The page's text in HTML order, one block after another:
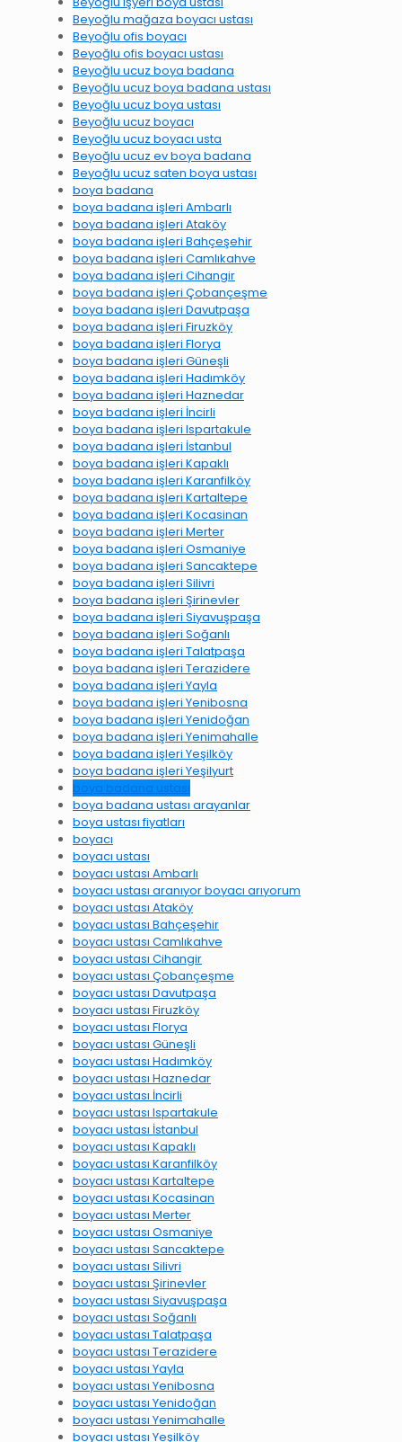
Beyoğlu mağaza boyacı ustası
Beyoğlu ofis boyacı
Beyoğlu ofis boyacı ustası
Beyoğlu ucuz boya badana
Beyoğlu ucuz boya badana ustası
Beyoğlu ucuz boya ustası
Beyoğlu ucuz boyacı
Beyoğlu ucuz boyacı usta
Beyoğlu ucuz ev boya badana
Beyoğlu ucuz saten boya ustası
boya badana
boya badana işleri Ambarlı
boya badana işleri Ataköy
boya badana işleri Bahçeşehir
boya badana işleri Camlıkahve
boya badana işleri Cihangir
boya badana işleri Çobançeşme
boya badana işleri Davutpaşa
boya badana işleri Firuzköy
boya badana işleri Florya
boya badana işleri Güneşli
boya badana işleri Hadımköy
boya badana işleri Haznedar
boya badana işleri İncirli
boya badana işleri Ispartakule
boya badana işleri İstanbul
boya badana işleri Kapaklı
boya badana işleri Karanfilköy
boya badana işleri Kartaltepe
boya badana işleri Kocasinan
boya badana işleri Merter
boya badana işleri Osmaniye
boya badana işleri Sancaktepe
boya badana işleri Silivri
boya badana işleri Şirinevler
boya badana işleri Siyavuşpaşa
boya badana işleri Soğanlı
boya badana işleri Talatpaşa
boya badana işleri Terazidere
boya badana işleri Yayla
boya badana işleri Yenibosna
boya badana işleri Yenidoğan
boya badana işleri Yenimahalle
boya badana işleri Yeşilköy
boya badana işleri Yeşilyurt
boya badana ustası
boya badana ustası arayanlar
boya ustası fiyatları
boyacı
boyacı ustası
boyacı ustası Ambarlı
boyacı ustası aranıyor boyacı arıyorum
boyacı ustası Ataköy
boyacı ustası Bahçeşehir
boyacı ustası Camlıkahve
boyacı ustası Cihangir
boyacı ustası Çobançeşme
boyacı ustası Davutpaşa
boyacı ustası Firuzköy
boyacı ustası Florya
boyacı ustası Güneşli
boyacı ustası Hadımköy
boyacı ustası Haznedar
boyacı ustası İncirli
boyacı ustası Ispartakule
boyacı ustası İstanbul
boyacı ustası Kapaklı
boyacı ustası Karanfilköy
boyacı ustası Kartaltepe
boyacı ustası Kocasinan
boyacı ustası Merter
boyacı ustası Osmaniye
boyacı ustası Sancaktepe
boyacı ustası Silivri
boyacı ustası Şirinevler
boyacı ustası Siyavuşpaşa
boyacı ustası Soğanlı
boyacı ustası Talatpaşa
boyacı ustası Terazidere
boyacı ustası Yayla
boyacı ustası Yenibosna
boyacı ustası Yenidoğan
boyacı ustası Yenimahalle
boyacı ustası Yeşilköy